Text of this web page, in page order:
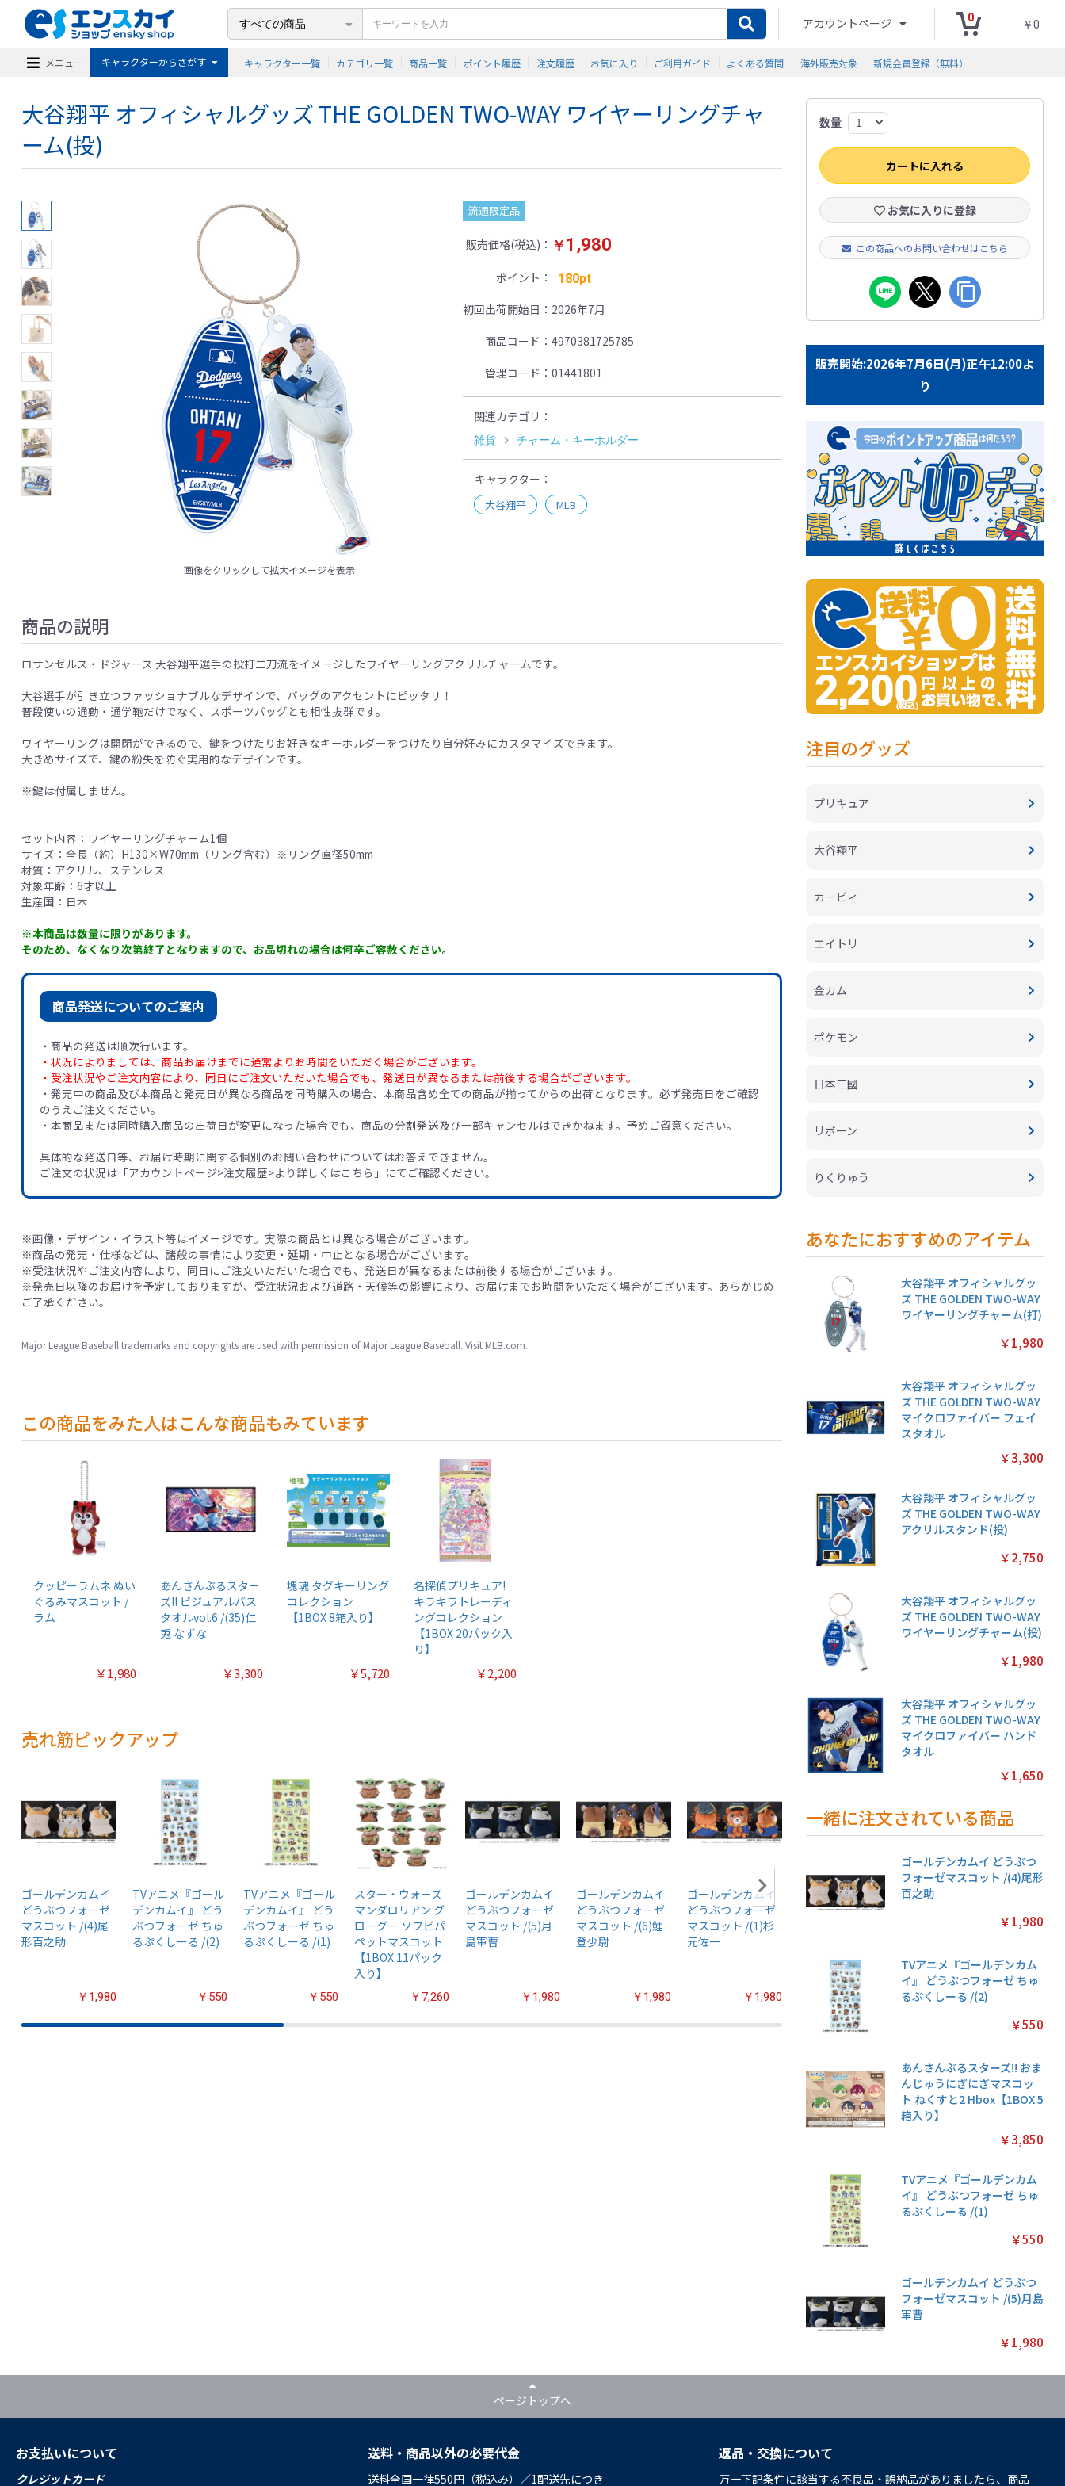
アカウントページ 0
￥0
メニュー キャラクターからさがす キャラクター一覧 カテゴリ一覧 商品一覧 ポイント履歴 注文履歴 お気に入り ご利用ガイド よくある質問 海外販売対象 新規会員登録（無料）
大谷翔平 オフィシャルグッズ THE GOLDEN TWO-WAY ワイヤーリングチャ
ーム(投)
画像をクリックして拡大イメージを表示
流通限定品
販売価格(税込) ￥1,980
ポイント 180pt
初回出荷開始日
2026年7月
商品コード
4970381725785
管理コード
01441801
関連カテゴリ
雑貨 チャーム・キーホルダー
キャラクター
大谷翔平 MLB
商品の説明
ロサンゼルス・ドジャース 大谷翔平選手の投打二刀流をイメージしたワイヤーリングアクリルチャームです。
大谷選手が引き立つファッショナブルなデザインで、バッグのアクセントにピッタリ！
普段使いの通勤・通学鞄だけでなく、スポーツバッグとも相性抜群です。
ワイヤーリングは開閉ができるので、鍵をつけたりお好きなキーホルダーをつけたり自分好みにカスタマイズできます。
大きめサイズで、鍵の紛失を防ぐ実用的なデザインです。
※鍵は付属しません。
セット内容：ワイヤーリングチャーム1個
サイズ：全長（約）H130×W70mm（リング含む）※リング直径50mm
材質：アクリル、ステンレス
対象年齢：6才以上
生産国：日本
※本商品は数量に限りがあります。
そのため、なくなり次第終了となりますので、お品切れの場合は何卒ご容赦ください。
商品発送についてのご案内
・商品の発送は順次行います。
・状況によりましては、商品お届けまでに通常よりお時間をいただく場合がございます。
・受注状況やご注文内容により、同日にご注文いただいた場合でも、発送日が異なるまたは前後する場合がございます。
・発売中の商品及び本商品と発売日が異なる商品を同時購入の場合、本商品含め全ての商品が揃ってからの出荷となります。必ず発売日をご確認
のうえご注文ください。
・本商品または同時購入商品の出荷日が変更になった場合でも、商品の分割発送及び一部キャンセルはできかねます。予めご留意ください。
具体的な発送日等、お届け時期に関する個別のお問い合わせについてはお答えできません。
ご注文の状況は「アカウントページ>注文履歴>より詳しくはこちら」にてご確認ください。
※画像・デザイン・イラスト等はイメージです。実際の商品とは異なる場合がございます。
※商品の発売・仕様などは、諸般の事情により変更・延期・中止となる場合がございます。
※受注状況やご注文内容により、同日にご注文いただいた場合でも、発送日が異なるまたは前後する場合がございます。
※発売日以降のお届けを予定しておりますが、受注状況および道路・天候等の影響により、お届けまでお時間をいただく場合がございます。あらかじめ
ご了承ください。
Major League Baseball trademarks and copyrights are used with permission of Major League Baseball. Visit MLB.com.
この商品をみた人はこんな商品もみています
クッピーラムネ ぬい
ぐるみマスコット /
ラム
￥1,980
あんさんぶるスター
ズ!! ビジュアルバス
タオルvol.6 /(35)仁
兎 なずな
￥3,300
塊魂 タグキーリング
コレクション
【1BOX 8箱入り】
￥5,720
名探偵プリキュア!
キラキラトレーディ
ングコレクション
【1BOX 20パック入
り】
￥2,200
売れ筋ピックアップ
ゴールデンカムイ
どうぶつフォーゼ
マスコット /(4)尾
形百之助
￥1,980
TVアニメ『ゴール
デンカムイ』 どう
ぶつフォーゼ ちゅ
るぷくしーる /(2)
￥550
TVアニメ『ゴール
デンカムイ』 どう
ぶつフォーゼ ちゅ
るぷくしーる /(1)
￥550
スター・ウォーズ
マンダロリアン グ
ローグー ソフビパ
ペットマスコット
【1BOX 11パック
入り】
￥7,260
ゴールデンカムイ
どうぶつフォーゼ
マスコット /(5)月
島軍曹
￥1,980
ゴールデンカムイ
どうぶつフォーゼ
マスコット /(6)鯉
登少尉
￥1,980
ゴールデンカムイ
どうぶつフォーゼ
マスコット /(1)杉
元佐一
￥1,980
アニメ『僕のヒー
ローアカデミア』
￥2,200
名探偵プリキュア!
レクション【1BOX
￥2,200
クショ
パック
数量
カートに入れる
お気に入りに登録
この商品へのお問い合わせはこちら
販売開始:2026年7月6日(月)正午12:00よ
り
注目のグッズ
プリキュア
大谷翔平
カービィ
エイトリ
金カム
ポケモン
日本三國
リボーン
りくりゅう
あなたにおすすめのアイテム
大谷翔平 オフィシャルグッ
ズ THE GOLDEN TWO-WAY
ワイヤーリングチャーム(打)
￥1,980
大谷翔平 オフィシャルグッ
ズ THE GOLDEN TWO-WAY
マイクロファイバー フェイ
スタオル
￥3,300
大谷翔平 オフィシャルグッ
ズ THE GOLDEN TWO-WAY
アクリルスタンド(投)
￥2,750
大谷翔平 オフィシャルグッ
ズ THE GOLDEN TWO-WAY
ワイヤーリングチャーム(投)
￥1,980
大谷翔平 オフィシャルグッ
ズ THE GOLDEN TWO-WAY
マイクロファイバー ハンド
タオル
￥1,650
一緒に注文されている商品
ゴールデンカムイ どうぶつ
フォーゼマスコット /(4)尾形
百之助
￥1,980
TVアニメ『ゴールデンカム
イ』 どうぶつフォーゼ ちゅ
るぷくしーる /(2)
￥550
あんさんぶるスターズ!! おま
んじゅうにぎにぎマスコッ
ト ねくすと2 Hbox【1BOX 5
箱入り】
￥3,850
TVアニメ『ゴールデンカム
イ』 どうぶつフォーゼ ちゅ
るぷくしーる /(1)
￥550
ゴールデンカムイ どうぶつ
フォーゼマスコット /(5)月島
軍曹
￥1,980
ページトップへ
お支払いについて
クレジットカード
送料・商品以外の必要代金
送料全国一律550円（税込み）／1配送先につき
返品・交換について
万一下記条件に該当する不良品・誤納品がありましたら、商品